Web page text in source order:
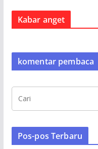
Kabar anget
komentar pembaca
Pos-pos Terbaru